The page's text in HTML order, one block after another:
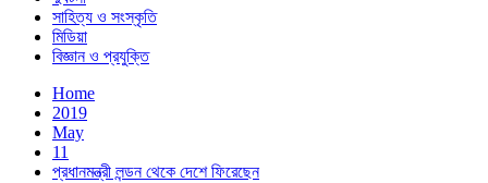
সাহিত্য ও সংস্কৃতি
মিডিয়া
বিজ্ঞান ও প্রযুক্তি
Home
2019
May
11
প্রধানমন্ত্রী লন্ডন থেকে দেশে ফিরেছেন